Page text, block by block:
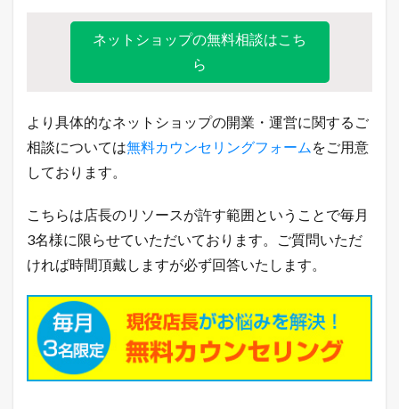
売
れ
商
8.1
楽
天
市
総
合
デ
イ
リ
ー
ネットショップの無料相談はこち
ら
より具体的なネットショップの開業・運営に関するご
相談については無料カウンセリングフォーム をご用意
しております。
こちらは店長のリソースが許す範囲ということで毎月
3名様に限らせていただいております。ご質問いただ
ければ時間頂戴しますが必ず回答いたします。